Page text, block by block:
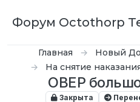
Форум Octothorp
Главная Новый
На снятие
ОВЕР
Закрыта